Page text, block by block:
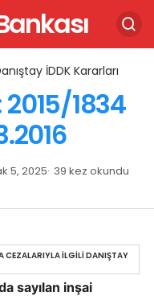
İDDK Kararları
2015/1834
5, 2025 39 kez okundu
sayılan inşai
CEZALARIYLA İLGILI DANIŞTAY